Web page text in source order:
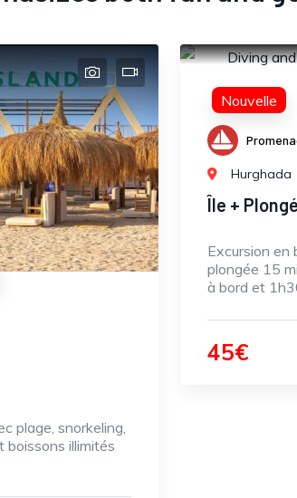
plage, snorkeling,
boissons illimités
Nouvelle
Hurghada
Île +
Excursion en
plongée 15
à bord et
45€